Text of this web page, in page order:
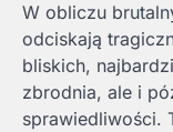
W obliczu
odciskają
bliskich,
zbrodnia, ale i
sprawiedliwości.